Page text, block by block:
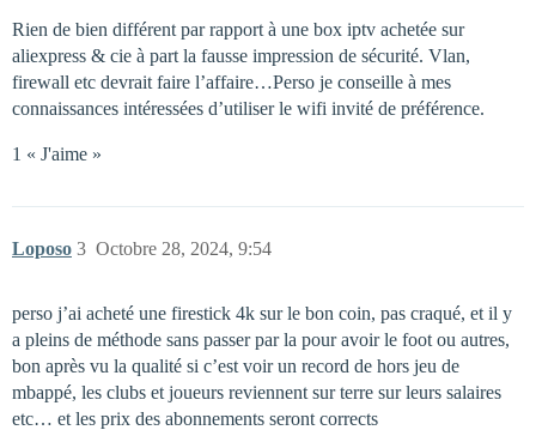
Rien de bien différent par rapport à une box iptv achetée sur
aliexpress & cie à part la fausse impression de sécurité. Vlan,
firewall etc devrait faire l’affaire…Perso je conseille à mes
connaissances intéressées d’utiliser le wifi invité de préférence.
1 « J'aime »
Loposo Octobre 28, 2024, 9:54
3
perso j’ai acheté une firestick 4k sur le bon coin, pas craqué, et il y
a pleins de méthode sans passer par la pour avoir le foot ou autres,
bon après vu la qualité si c’est voir un record de hors jeu de
mbappé, les clubs et joueurs reviennent sur terre sur leurs salaires
etc… et les prix des abonnements seront corrects